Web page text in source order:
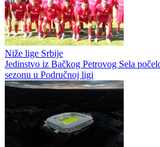
Niže lige Srbije
Jedinstvo iz Bačkog Petrovog Sela
sezonu u Područnoj ligi